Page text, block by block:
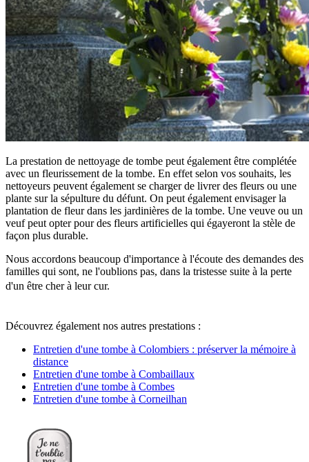
La prestation de nettoyage de tombe peut également être complétée
avec un fleurissement de la tombe. En effet selon vos souhaits, les
nettoyeurs peuvent également se charger de livrer des fleurs ou une
plante sur la sépulture du défunt. On peut également envisager la
plantation de fleur dans les jardinières de la tombe. Une veuve ou un
veuf peut opter pour des fleurs artificielles qui égayeront la stèle de
façon plus durable.
Nous accordons beaucoup d'importance à l'écoute des demandes des
familles qui sont, ne l'oublions pas, dans la tristesse suite à la perte
d'un être cher à leur cur.
Découvrez également nos autres prestations :
Entretien d'une tombe à Colombiers : préserver la mémoire à
distance
Entretien d'une tombe à Combaillaux
Entretien d'une tombe à Combes
Entretien d'une tombe à Corneilhan